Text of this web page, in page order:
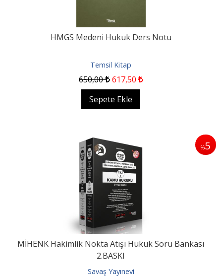
HMGS Medeni Hukuk Ders Notu
Temsil Kitap
650,00 617,50
Sepete Ekle
%5
MİHENK Hakimlik Nokta Atışı Hukuk Soru Bankası
2.BASKI
Savaş Yayınevi